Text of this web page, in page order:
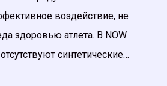
воздействие, не
здоровью атлета. В NOW
синтетические…